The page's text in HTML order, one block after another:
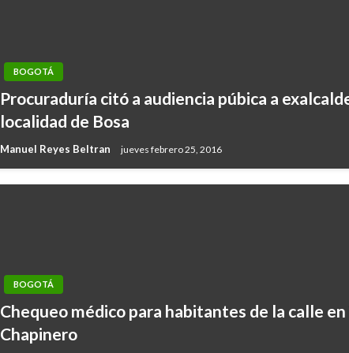
BOGOTÁ
Procuraduría citó a audiencia púbica a
localidad de Bosa
Manuel Reyes Beltran jueves febrero 25, 2016
BOGOTÁ
Chequeo médico para habitantes de la calle
Chapinero